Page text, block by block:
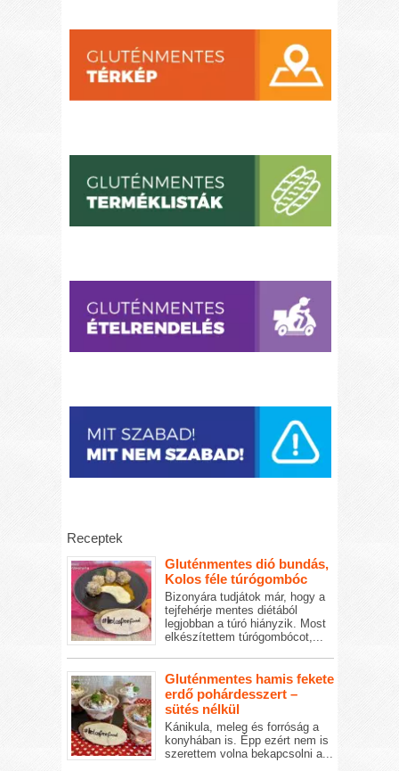
Receptek
Gluténmentes dió bundás,
Kolos féle túrógombóc
Bizonyára tudjátok már, hogy a
tejfehérje mentes diétából
legjobban a túró hiányzik. Most
elkészítettem túrógombócot,...
Gluténmentes hamis fekete
erdő pohárdesszert –
sütés nélkül
Kánikula, meleg és forróság a
konyhában is. Épp ezért nem is
szerettem volna bekapcsolni a...